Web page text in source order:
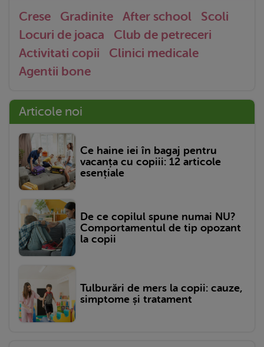
Crese Gradinite After school
Scoli
Locuri de joaca
Club de petreceri
Activitati copii
Clinici medicale
Agentii bone
Articole noi
Ce haine iei în bagaj pentru
vacanța cu copiii: 12 articole
esențiale
De ce copilul spune numai NU?
Comportamentul de tip opozant
la copii
Tulburări de mers la copii: cauze,
simptome și tratament